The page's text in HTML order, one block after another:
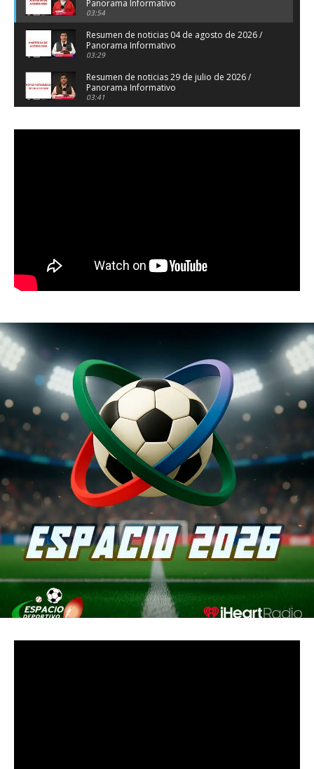
Panorama Informativo
03:54
Resumen de noticias 04 de agosto de 2026 /
Panorama Informativo
03:29
Resumen de noticias 29 de julio de 2026 /
Panorama Informativo
03:41
Panorama Informativo